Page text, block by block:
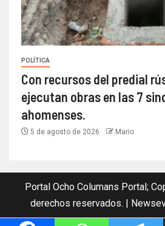
POLÍTICA
Con recursos del predial
ejecutan obras en las 7
ahomenses.
5 de agosto de 2026 Mario
Portal Ocho Columans Portal;
derechos reservados. |